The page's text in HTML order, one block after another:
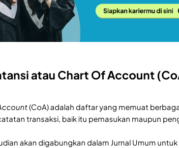
atau Chart Of Account
(CoA) adalah daftar yang memuat
transaksi, baik itu pemasukan maupun
akan digabungkan dalam Jurnal Umum